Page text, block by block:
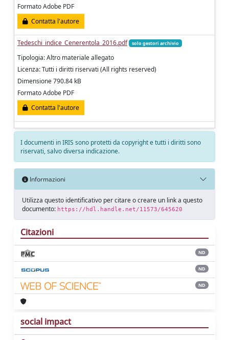
Formato Adobe PDF
Contatta l'autore
Tedeschi_indice_Cenerentola_2016.pdf solo gestori archivio
Tipologia: Altro materiale allegato
Licenza: Tutti i diritti riservati (All rights reserved)
Dimensione 790.84 kB
Formato Adobe PDF
Contatta l'autore
I documenti in IRIS sono protetti da copyright e tutti i diritti sono
riservati, salvo diversa indicazione.
Informazioni
Utilizza questo identificativo per citare o creare un link a questo
documento: https://hdl.handle.net/11573/645620
Citazioni
ND
ND
ND
social impact